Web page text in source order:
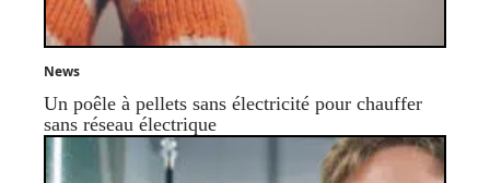
News
Un poêle à pellets sans électricité pour chauffer
sans réseau électrique